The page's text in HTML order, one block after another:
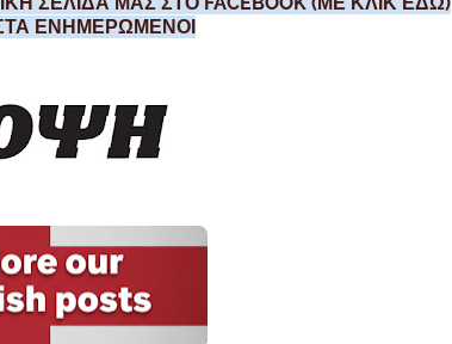
ΕΝΗΜΕΡΩΜΕΝΟΙ